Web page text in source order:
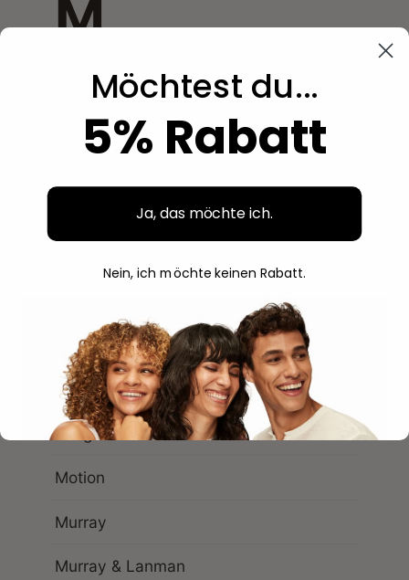
M
Magic
Mamado
Moco De Gorilla
Moistful Curl
Morgan’s
Motion
Murray
Murray & Lanman
Möchtest du...
5% Rabatt
Ja, das möchte ich.
Nein, ich möchte keinen Rabatt.